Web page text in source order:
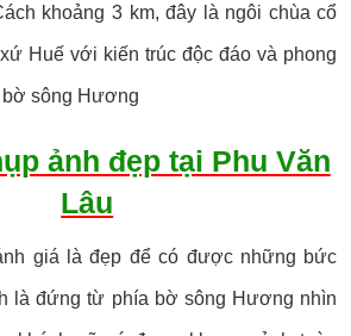
khoảng 3 km, đây là ngôi chùa cổ
Huế với kiến trúc độc đáo và phong
bờ sông Hương
ảnh đẹp tại Phu Văn
Lâu
giá là đẹp để có được những bức
là đứng từ phía bờ sông Hương nhìn